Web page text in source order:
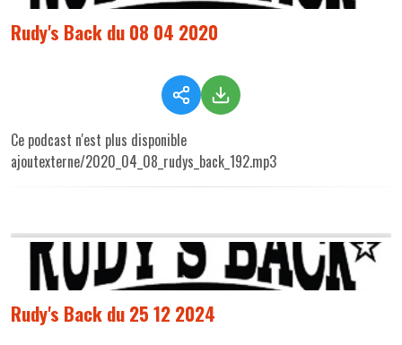
Rudy's Back du 08 04 2020
Ce podcast n'est plus disponible
ajoutexterne/2020_04_08_rudys_back_192.mp3
Rudy's Back du 25 12 2024